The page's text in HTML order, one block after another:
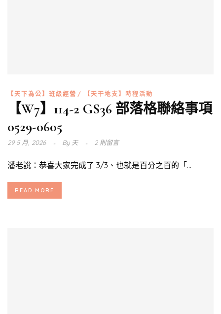
【天下為公】班級經營 【天干地支】時程活動
【W7】114-2 GS36 部落格聯絡事項
0529-0605
29 5 月, 2026 By天 2 則留言
潘老說：恭喜大家完成了 3/3、也就是百分之百的「...
READ MORE